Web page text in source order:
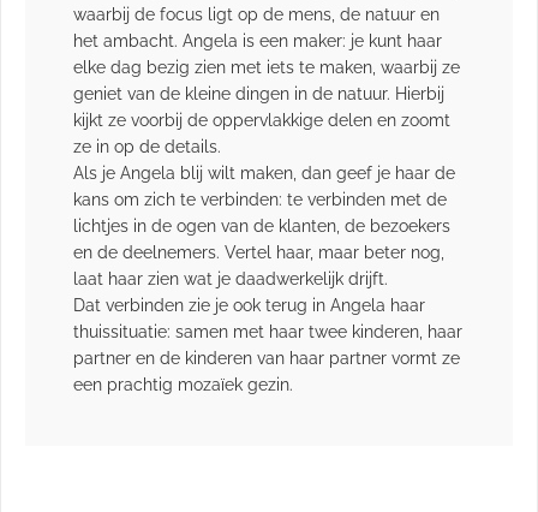
waarbij de focus ligt op de mens, de natuur en
het ambacht. Angela is een maker: je kunt haar
elke dag bezig zien met iets te maken, waarbij ze
geniet van de kleine dingen in de natuur. Hierbij
kijkt ze voorbij de oppervlakkige delen en zoomt
ze in op de details.
Als je Angela blij wilt maken, dan geef je haar de
kans om zich te verbinden: te verbinden met de
lichtjes in de ogen van de klanten, de bezoekers
en de deelnemers. Vertel haar, maar beter nog,
laat haar zien wat je daadwerkelijk drijft.
Dat verbinden zie je ook terug in Angela haar
thuissituatie: samen met haar twee kinderen, haar
partner en de kinderen van haar partner vormt ze
een prachtig mozaïek gezin.